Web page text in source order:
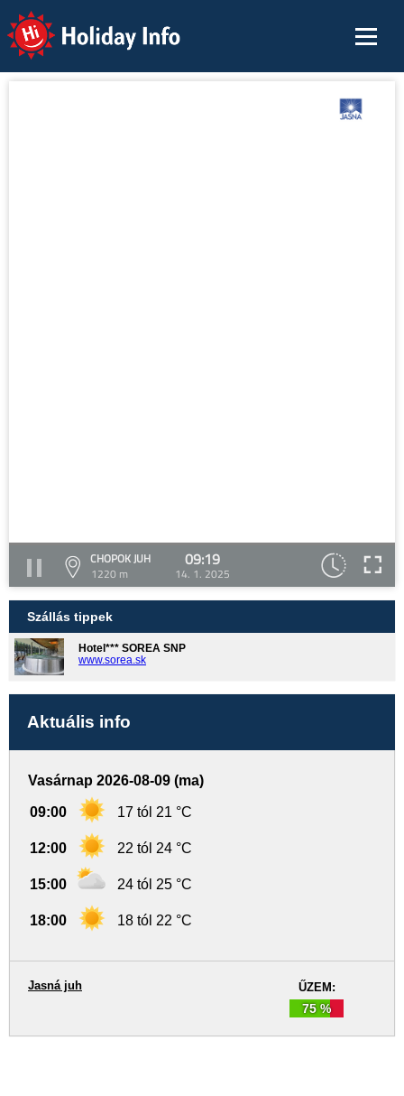
Holiday Info
CHOPOK JUH
1220 m
09:19
14. 1. 2025
Szállás tippek
Hotel*** SOREA SNP
www.sorea.sk
Aktuális info
Vasárnap 2026-08-09 (ma)
09:00 17 tól 21 °C
12:00 22 tól 24 °C
15:00 24 tól 25 °C
18:00 18 tól 22 °C
ŰZEM:
75 %
Jasná juh